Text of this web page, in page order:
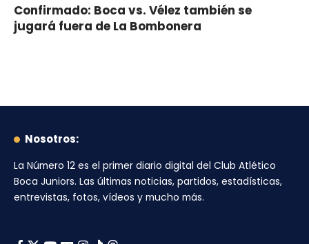
Confirmado: Boca vs. Vélez también se
jugará fuera de La Bombonera
Nosotros:
La Número 12 es el primer diario digital del Club Atlético
Boca Juniors. Las últimas noticias, partidos, estadísticas,
entrevistas, fotos, vídeos y mucho más.